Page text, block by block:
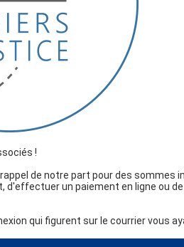
!
de notre part pour des sommes
un paiement en ligne ou
qui figurent sur le courrier vous